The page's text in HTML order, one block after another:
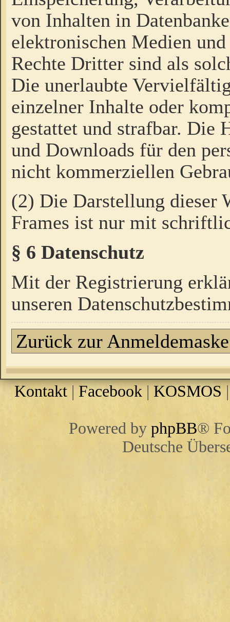
von Inhalten in
elektronischen Medien
Rechte Dritter sind als
Die unerlaubte
einzelner Inhalte oder
gestattet und strafbar. Die
und Downloads für den
nicht kommerziellen
(2) Die Darstellung dieser
Frames ist nur mit
§ 6 Datenschutz
Mit der Registrierung
unseren
Zurück zur Anmeldemaske
Kontakt|Facebook|KOSMOS
Powered by phpBB®
Deutsche